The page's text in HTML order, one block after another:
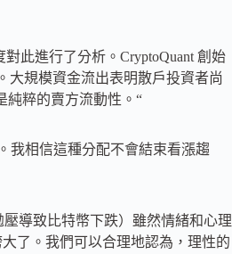
此進行了分析。CryptoQuant 創始
大規模資金流出表明散戶投資者尚
純粹的賣方流動性。“
我相信這種分配不會結束看漲趨
導致比特幣下跌）雖然情緒和心理
了。我們可以合理地認為，理性的